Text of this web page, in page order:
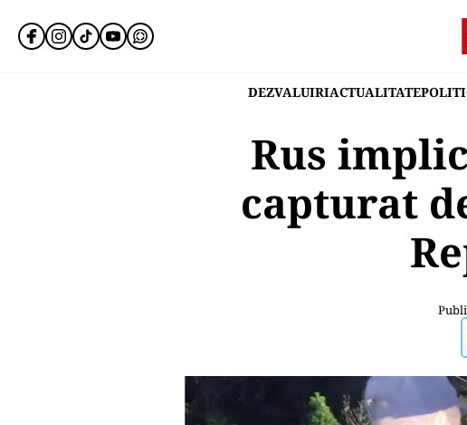
DEZVALUIRIACTUALITATE
Rus
capturat